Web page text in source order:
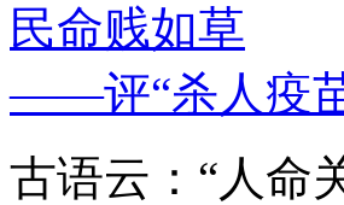
民命贱如草
——评“杀人疫
古语云：“人命